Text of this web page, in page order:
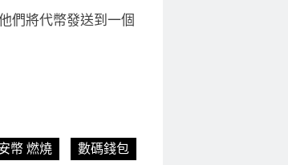
們將代幣發送到一個
幣 燃燒 數碼錢包